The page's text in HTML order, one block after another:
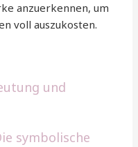
anzuerkennen, um
voll auszukosten.
und
symbolische